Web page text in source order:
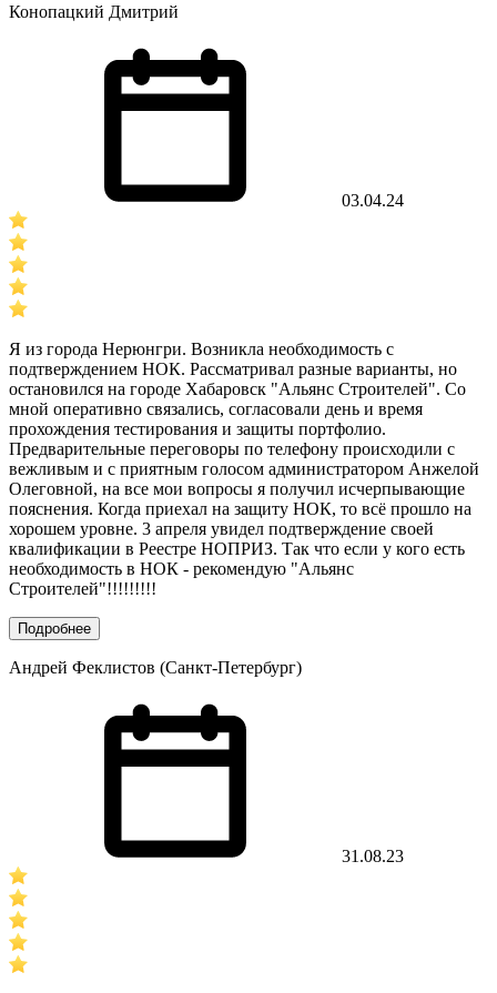
Конопацкий Дмитрий
03.04.24
Я из города Нерюнгри. Возникла необходимость с
подтверждением НОК. Рассматривал разные варианты, но
остановился на городе Хабаровск "Альянс Строителей". Со
мной оперативно связались, согласовали день и время
прохождения тестирования и защиты портфолио.
Предварительные переговоры по телефону происходили с
вежливым и с приятным голосом администратором Анжелой
Олеговной, на все мои вопросы я получил исчерпывающие
пояснения. Когда приехал на защиту НОК, то всё прошло на
хорошем уровне. 3 апреля увидел подтверждение своей
квалификации в Реестре НОПРИЗ. Так что если у кого есть
необходимость в НОК - рекомендую "Альянс
Строителей"!!!!!!!!!
Подробнее
Андрей Феклистов (Санкт-Петербург)
31.08.23